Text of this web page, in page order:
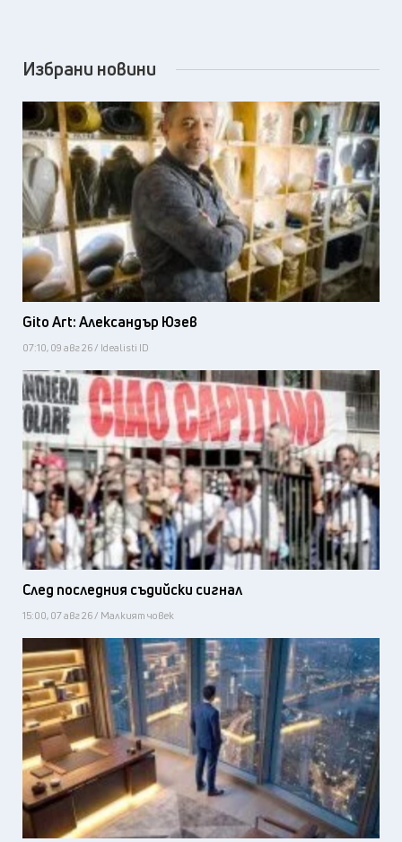
Избрани новини
Gito Art: Александър Юзев
07:10, 09 авг 26 / Idealisti ID
След последния съдийски сигнал
15:00, 07 авг 26 / Малкият човек